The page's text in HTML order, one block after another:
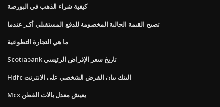
كيفية شراء الذهب في البورصة
تصبح القيمة الحالية المخصومة للدفع المستقبلي أكبر عندما
ما هي التجارة التطوعية
Scotiabank تاريخ سعر الإقراض الرئيسي
Hdfc البنك بيان القرض الشخصي على الانترنت
Mcx يعيش معدل بالات القطن